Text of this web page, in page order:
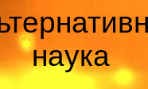
наука